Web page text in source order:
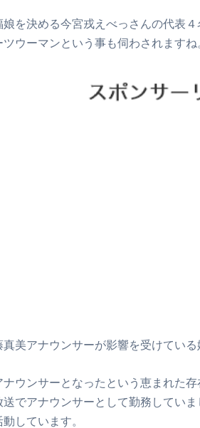
娘を決める今宮戎えべっさんの代表
ウーマンという事も伺わされますね
美アナウンサーが影響を受けている
ウンサーとなったという恵まれた
でアナウンサーとして勤務してい
しています。